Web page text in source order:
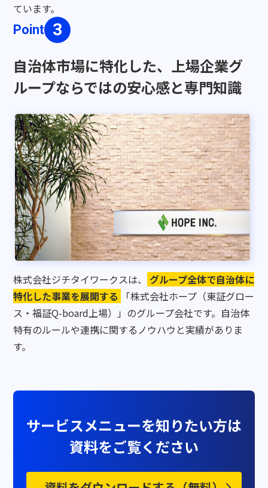
ています。
Point
自治体市場に特化した、上場企業グ
ループならではの安心感と専門知識
株式会社ジチタイワークスは、
グループ全体で自治体に
特化した事業を展開する
「株式会社ホープ（東証グロー
ス・福証Q-board上場）」のグループ会社です。自治体
特有のルールや連携に関するノウハウと実績がありま
す。
サービスメニューを知りたい方は
資料をご覧ください